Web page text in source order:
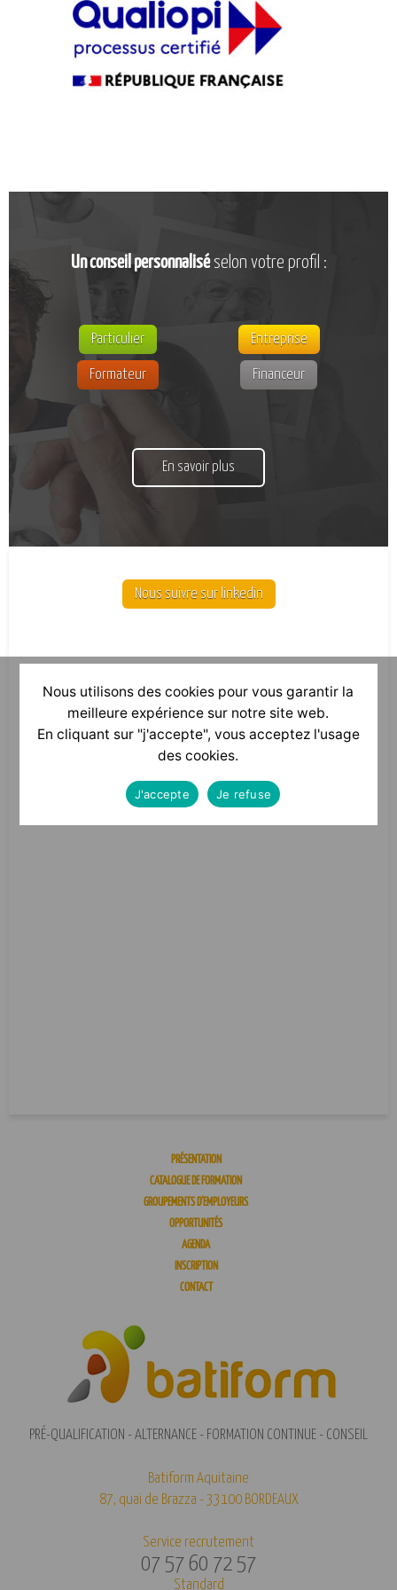
CATALOGUE DE FORMATIONS
NOS FORMATIONS PAR MÉTIER
NOS FORMATIONS SÉCURITÉ
NOS PERFECTIONNEMENTS PAR MÉTIER
AGENDA
Un conseil personnaliséselon votre profil :
Particulier Entreprise
Formateur Financeur
En savoir plus
Nous suivre sur linkedin
PRÉSENTATION
CATALOGUE DE FORMATION
GROUPEMENTS D’EMPLOYEURS
OPPORTUNITÉS
AGENDA
INSCRIPTION
CONTACT
PRÉ-QUALIFICATION - ALTERNANCE - FORMATION CONTINUE - CONSEIL
Batiform Aquitaine
87, quai de Brazza - 33100 BORDEAUX
Service recrutement
07 57 60 72 57
Standard
Nous utilisons des cookies pour vous garantir la
meilleure expérience sur notre site web.
En cliquant sur "j'accepte", vous acceptez l'usage
des cookies.
J'accepte Je refuse